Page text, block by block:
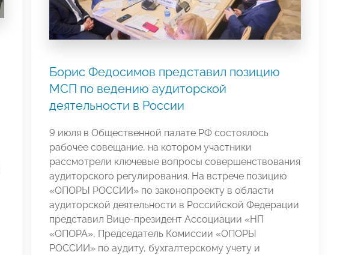
Борис Федосимов представил позицию
МСП по ведению аудиторской
деятельности в России
9 июля в Общественной палате РФ состоялось
рабочее совещание, на котором участники
рассмотрели ключевые вопросы совершенствования
аудиторского регулирования. На встрече позицию
«ОПОРЫ РОССИИ» по законопроекту в области
аудиторской деятельности в Российской Федерации
представил Вице-президент Ассоциации «НП
«ОПОРА», Председатель Комиссии «ОПОРЫ
РОССИИ» по аудиту, бухгалтерскому учету и